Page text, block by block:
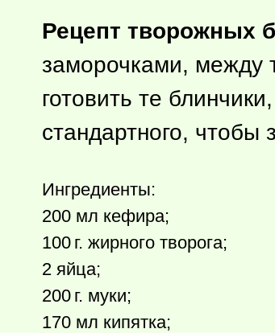
Рецепт творожных
заморочками, между
готовить те
стандартного, чтобы
Ингредиенты:
200 мл кефира;
100 г. жирного творога;
2 яйца;
200 г. муки;
170 мл кипятка;